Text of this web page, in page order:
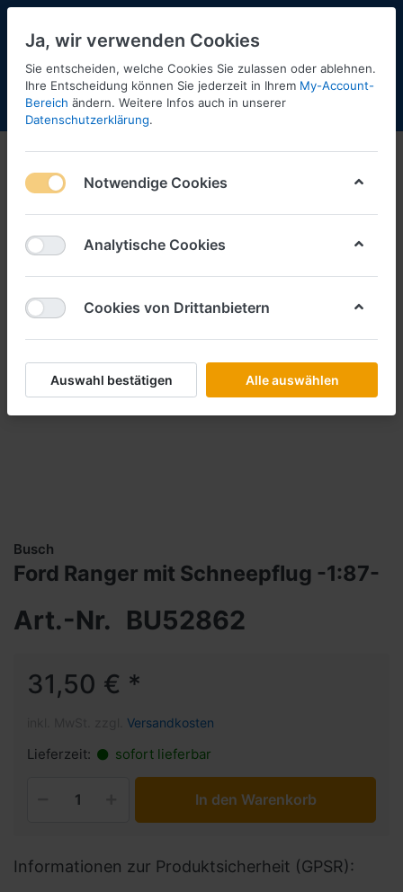
Menü Anmelden Shopaktualisierung
Busch
Ford Ranger mit Schneepflug -1:87-
Art.-Nr. BU52862
31,50 € *
Versandkosten
Lieferzeit: sofort lieferbar
In den Warenkorb
Informationen zur Produktsicherheit (GPSR):
Ja, wir verwenden Cookies
Sie entscheiden, welche Cookies Sie zulassen oder ablehnen.
Ihre Entscheidung können Sie jederzeit in Ihrem My-Account-
Bereich ändern. Weitere Infos auch in unserer
Datenschutzerklärung.
Notwendige Cookies
Analytische Cookies
Cookies von Drittanbietern
Auswahl bestätigen Alle auswählen